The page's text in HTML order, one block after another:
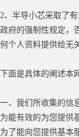
2、半导小芯采取了
政府的强制性规定，
何个人资料提供给无
下面是具体的阐述本
一、我们所收集的信
为能有效的为您提供
为了能向您提供基本